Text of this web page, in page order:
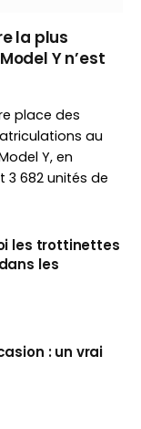
la plus
Y n’est
place des
au
Y, en
3 682 unités de
les trottinettes
les
: un vrai